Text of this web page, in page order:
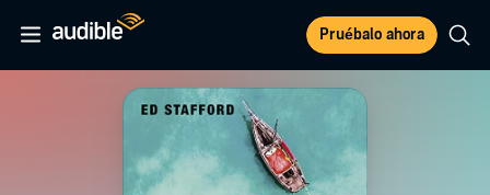
Pruébalo ahora